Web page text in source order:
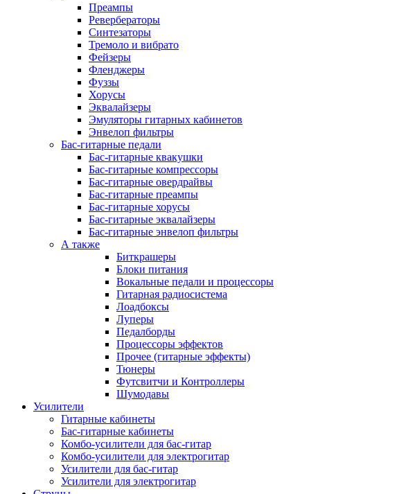
Преампы
Ревербераторы
Синтезаторы
Тремоло и вибрато
Фейзеры
Фленджеры
Фуззы
Хорусы
Эквалайзеры
Эмуляторы гитарных кабинетов
Энвелоп фильтры
Бас-гитарные педали
Бас-гитарные квакушки
Бас-гитарные компрессоры
Бас-гитарные овердрайвы
Бас-гитарные преампы
Бас-гитарные хорусы
Бас-гитарные эквалайзеры
Бас-гитарные энвелоп фильтры
А также
Биткрашеры
Блоки питания
Вокальные педали и процессоры
Гитарная радиосистема
Лоадбоксы
Луперы
Педалборды
Процессоры эффектов
Прочее (гитарные эффекты)
Тюнеры
Футсвитчи и Контроллеры
Шумодавы
Усилители
Гитарные кабинеты
Бас-гитарные кабинеты
Комбо-усилители для бас-гитар
Комбо-усилители для электрогитар
Усилители для бас-гитар
Усилители для электрогитар